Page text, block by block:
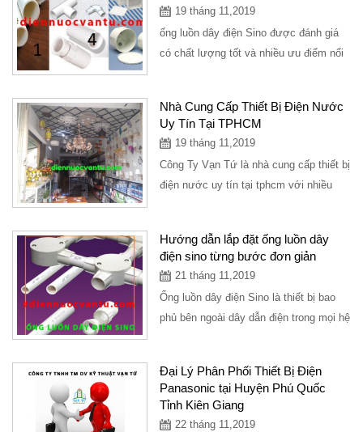
19 tháng 11,2019
ống luồn dây điện Sino được đánh giá
có chất lượng tốt và nhiều ưu điểm nổi
Nhà Cung Cấp Thiết Bị Điện Nước
Uy Tín Tại TPHCM
19 tháng 11,2019
Công Ty Vạn Tứ là nhà cung cấp thiết bị
điện nước uy tín tại tphcm với nhiều
Hướng dẫn lắp đặt ống luồn dây
điện sino từng bước đơn giản
21 tháng 11,2019
Ống luồn dây điện Sino là thiết bị bao
phủ bên ngoài dây dẫn điện trong mọi hệ
Đại Lý Phân Phối Thiết Bị Điện
Panasonic tại Huyện Phú Quốc
Tỉnh Kiên Giang
22 tháng 11,2019